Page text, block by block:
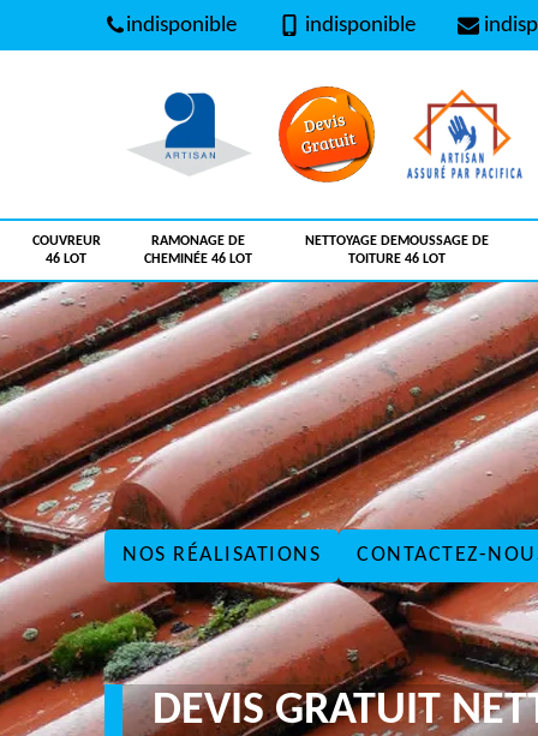
indisponible indisponible
COUVREUR
46 LOT
RAMONAGE DE
CHEMINÉE 46 LOT
NETTOYAGE DEMOUSSAGE DE
TOITURE 46 LOT
NOS RÉALISATIONS CONTACTEZ-
DEVIS GRATUIT